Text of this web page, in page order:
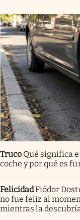
Truco Qué significa
coche y por qué es
FelicidadFiódor
no fue feliz al
mientras la